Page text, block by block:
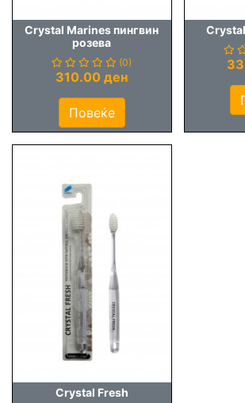
Crystal Marines пингвин
розева
(0)
310.00 ден
Повеќе
Crystal Fresh